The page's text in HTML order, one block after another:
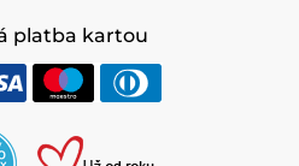
platba kartou